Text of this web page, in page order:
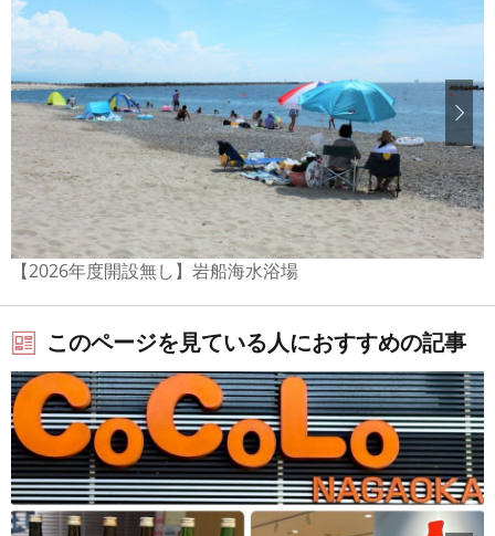
【2026年度開設無し】岩船海水浴場
このページを見ている人におすすめの記事